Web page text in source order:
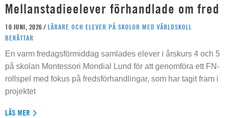
Mellanstadieelever förhandlade om fred
10 JUNI, 2026 / LÄRARE OCH ELEVER PÅ SKOLOR MED VÄRLDSKOLL
BERÄTTAR
En varm fredagsförmiddag samlades elever i årskurs 4 och 5
på skolan Montessori Mondial Lund för att genomföra ett FN-
rollspel med fokus på fredsförhandlingar, som har tagit fram i
projektet
LÄS MER